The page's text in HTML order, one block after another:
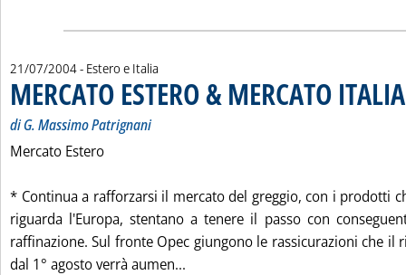
21/07/2004- Estero e Italia
MERCATO ESTERO & MERCATO ITALIA
di G. Massimo Patrignani
Mercato Estero
* Continua a rafforzarsi il mercato del greggio, con i prodotti
riguarda l'Europa, stentano a tenere il passo con
raffinazione. Sul fronte Opec giungono le rassicurazioni che il
dal 1° agosto verrà aumen...